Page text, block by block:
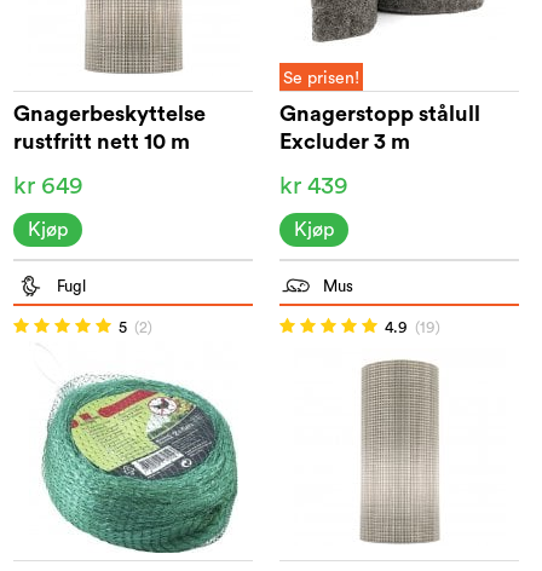
Gnagerbeskyttelse
rustfritt nett 10 m
kr 649
Kjøp
Se prisen!
Gnagerstopp stålull
Excluder 3 m
kr 439
Kjøp
Fugl
5 (2)
Mus
4.9 (19)